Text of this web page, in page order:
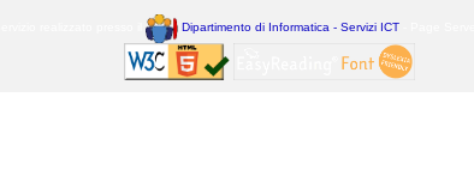
realizzato presso il Dipartimento di Informatica - Servizi ICT- Page